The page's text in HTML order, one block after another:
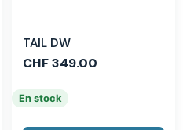
TAIL DW
CHF349.00
En stock